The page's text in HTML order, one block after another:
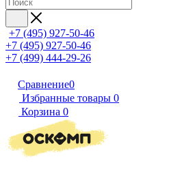
+7 (495) 927-50-46
+7 (495) 927-50-46
+7 (499) 444-29-26
Сравнение0
Избранные товары 0
Корзина 0